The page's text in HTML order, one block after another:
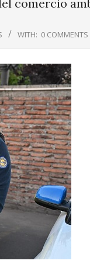
comercio
WITH: 0 COMMENTS